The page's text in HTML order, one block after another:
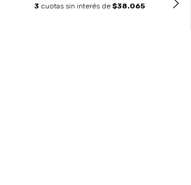
3 cuotas sin interés de $38.065